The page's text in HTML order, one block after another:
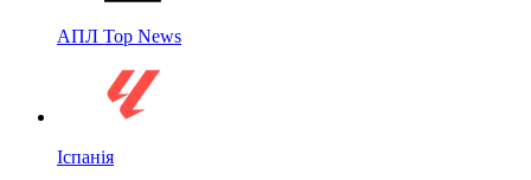
АПЛ Top News
Іспанія